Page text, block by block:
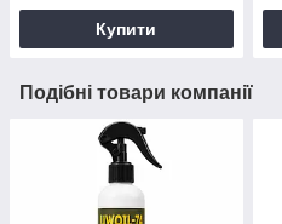
Купити
Подібні товари компанії